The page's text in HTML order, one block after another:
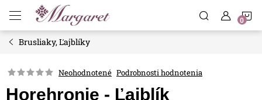
obsah
Brusliaky, Ľajblíky
Neohodnotené Podrobnosti hodnotenia
Horehronie - Ľajblík